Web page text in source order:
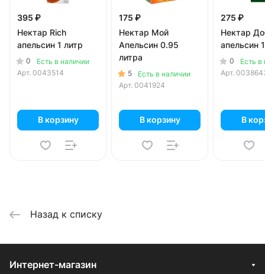
395 ₽
Нектар Rich
апельсин 1 литр
0
Есть в наличии
Арт. 0043514
В корзину
175 ₽
Нектар Мой
Апельсин 0.95
литра
5
Есть в наличии
Арт. 0041924
В корзину
275 ₽
Нектар
апельсин
0
Есть в
Арт.
В
Назад к списку
Интернет-магазин